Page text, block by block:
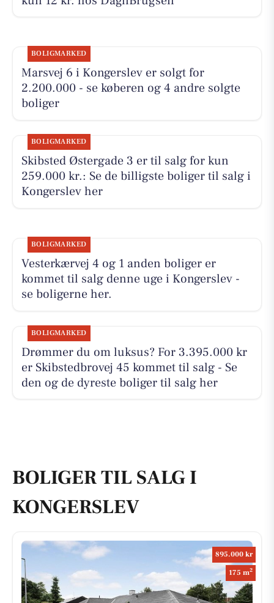
BOLIGMARKED
Marsvej 6 i Kongerslev er solgt for
2.200.000 - se køberen og 4 andre solgte
boliger
BOLIGMARKED
Skibsted Østergade 3 er til salg for kun
259.000 kr.: Se de billigste boliger til salg i
Kongerslev her
BOLIGMARKED
Vesterkærvej 4 og 1 anden boliger er
kommet til salg denne uge i Kongerslev -
se boligerne her.
BOLIGMARKED
Drømmer du om luksus? For 3.395.000 kr
er Skibstedbrovej 45 kommet til salg - Se
den og de dyreste boliger til salg her
BOLIGER TIL SALG I
KONGERSLEV
895.000 kr
175 m2